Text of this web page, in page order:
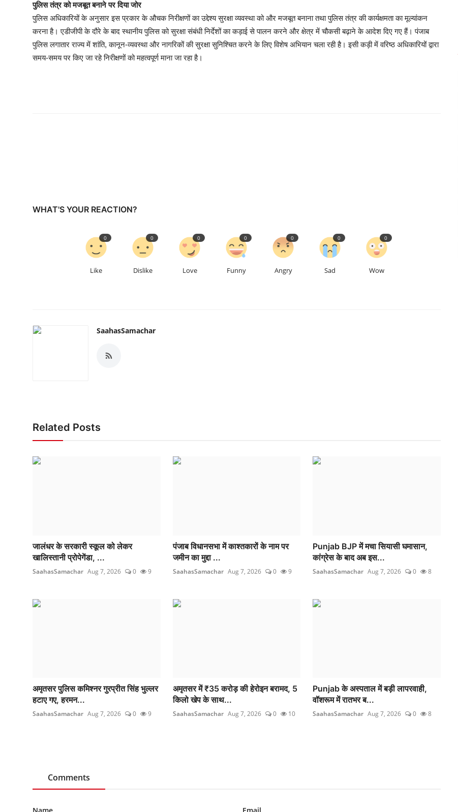
पुलिस तंत्र को मजबूत बनाने पर दिया जोर
पुलिस अधिकारियों के अनुसार इस प्रकार के औचक निरीक्षणों का उद्देश्य सुरक्षा व्यवस्था को और मजबूत बनाना तथा पुलिस तंत्र की कार्यक्षमता का मूल्यांकन
करना है। एडीजीपी के दौरे के बाद स्थानीय पुलिस को सुरक्षा संबंधी निर्देशों का कड़ाई से पालन करने और क्षेत्र में चौकसी बढ़ाने के आदेश दिए गए हैं। पंजाब
पुलिस लगातार राज्य में शांति, कानून-व्यवस्था और नागरिकों की सुरक्षा सुनिश्चित करने के लिए विशेष अभियान चला रही है। इसी कड़ी में वरिष्ठ अधिकारियों द्वारा
समय-समय पर किए जा रहे निरीक्षणों को महत्वपूर्ण माना जा रहा है।
WHAT'S YOUR REACTION?
Like
0
Dislike
0
Love
0
Funny
0
Angry
0
Sad
0
Wow
0
SaahasSamachar
Related Posts
जालंधर के सरकारी स्कूल को लेकर
खालिस्तानी प्रोपेगेंडा, ...
SaahasSamachar Aug 7, 2026 0 9
पंजाब विधानसभा में काश्तकारों के नाम पर
जमीन का मुद्दा ...
SaahasSamachar Aug 7, 2026 0 9
Punjab BJP में मचा सियासी घमासान,
कांग्रेस के बाद अब इस...
SaahasSamachar Aug 7, 2026 0 8
अमृतसर पुलिस कमिश्नर गुरप्रीत सिंह भुल्लर
हटाए गए, हरमन...
SaahasSamachar Aug 7, 2026 0 9
अमृतसर में ₹35 करोड़ की हेरोइन बरामद, 5
किलो खेप के साथ...
SaahasSamachar Aug 7, 2026 0 10
Punjab के अस्पताल में बड़ी लापरवाही,
वॉशरूम में रातभर ब...
SaahasSamachar Aug 7, 2026 0 8
Comments